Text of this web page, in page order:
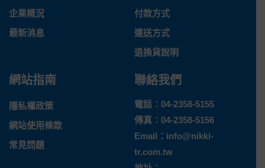
企業概況
最新消息
付款方式
運送方式
退換貨說明
網站指南
隱私權政策
網站使用條款
常見問題
聯絡我們
電話： 04-2358-5155
傳真：04-2358-5156
Email： info@nikki-
tr.com.tw